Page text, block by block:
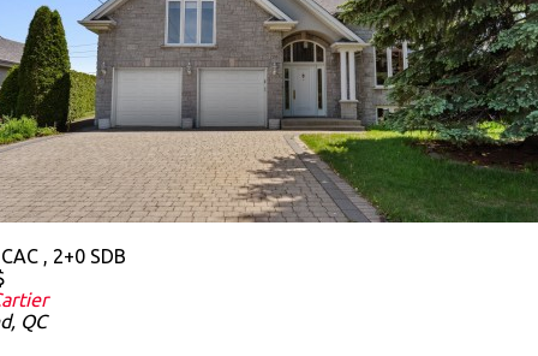
, 2+0 SDB
QC